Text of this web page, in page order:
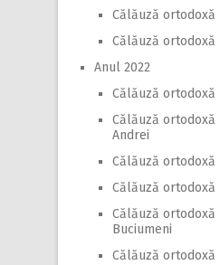
Călăuză ortodoxă
Călăuză ortodoxă
Anul 2022
Călăuză ortodoxă
Călăuză ortodoxă
Andrei
Călăuză ortodoxă
Călăuză ortodoxă
Călăuză ortodoxă
Buciumeni
Călăuză ortodoxă